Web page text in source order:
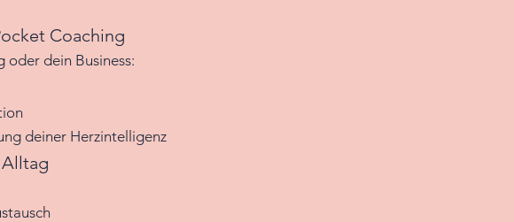
Coaching
dein Business:
deiner Herzintelligenz